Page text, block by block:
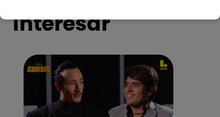
interesar